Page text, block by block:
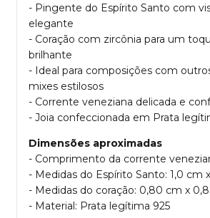
- Pingente do Espírito Santo com
elegante
- Coração com zircônia para um
brilhante
- Ideal para composições com
mixes estilosos
- Corrente veneziana delicada e
- Joia confeccionada em Prata
Dimensões aproximadas
- Comprimento da corrente
- Medidas do Espírito Santo: 1,0 cm
- Medidas do coração: 0,80 cm x
- Material: Prata legítima 925